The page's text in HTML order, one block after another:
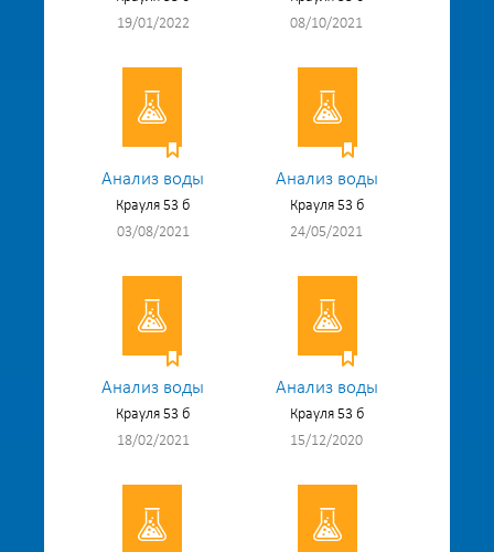
19/01/2022
08/10/2021
Анализ воды
Крауля 53 б
03/08/2021
Анализ воды
Крауля 53 б
24/05/2021
Анализ воды
Крауля 53 б
18/02/2021
Анализ воды
Крауля 53 б
15/12/2020